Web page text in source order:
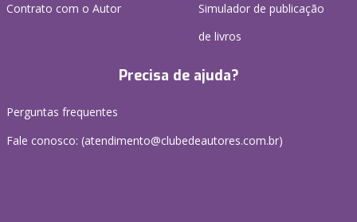
Contrato com o Autor
Simulador de publicação
de livros
Precisa de ajuda?
Perguntas frequentes
Fale conosco: (atendimento@clubedeautores.com.br)